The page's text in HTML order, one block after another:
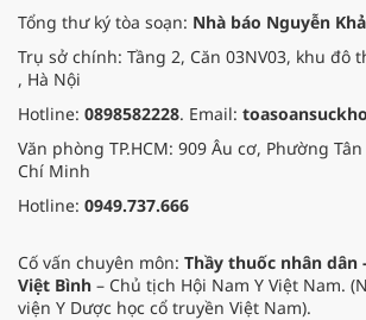
Tổng thư ký tòa soạn: Nhà báo Nguyễn
Trụ sở chính: Tầng 2, Căn 03NV03, khu đô
, Hà Nội
Hotline: 0898582228. Email:
Văn phòng TP.HCM: 909 Âu cơ, Phường
Chí Minh
Hotline: 0949.737.666
Cố vấn chuyên môn: Thầy thuốc nhân dân
Việt Bình – Chủ tịch Hội Nam Y Việt Nam.
viện Y Dược học cổ truyền Việt Nam).